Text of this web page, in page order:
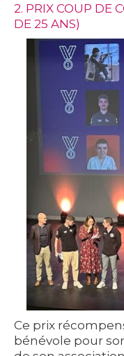
2. PRIX COUP DE
DE 25 ANS)
Ce prix
bénévole pour